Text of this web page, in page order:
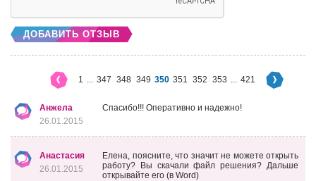
ДОБАВИТЬ ОТЗЫВ
1 ... 347 348 349 350 351 352 353 ... 421
Анжела
26.01.2015
Спасибо!!! Оперативно и надежно!
Анастасия
26.01.2015
Елена, поясните, что значит не можете открыть
работу? Вы скачали файл решения? Дальше
открывайте его (в Word)